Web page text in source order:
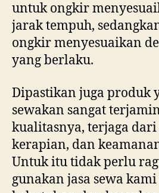
untuk ongkir
jarak tempuh,
ongkir menyesuaikan
yang berlaku.
Dipastikan juga produk
sewakan sangat
kualitasnya, terjaga dari
kerapian, dan
Untuk itu tidak perlu
gunakan jasa sewa